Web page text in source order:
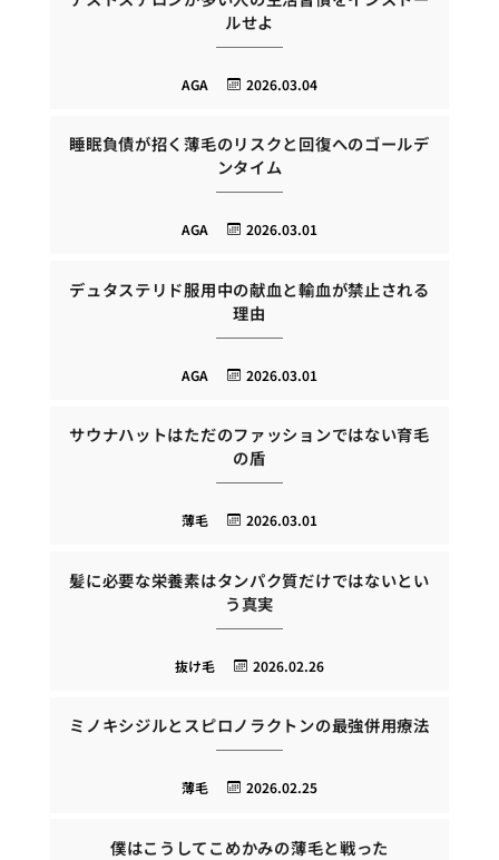
ルせよ
2026.03.04
AGA
睡眠負債が招く薄毛のリスクと回復へのゴールデ
ンタイム
2026.03.01
AGA
デュタステリド服用中の献血と輸血が禁止される
理由
2026.03.01
AGA
サウナハットはただのファッションではない育毛
の盾
2026.03.01
薄毛
髪に必要な栄養素はタンパク質だけではないとい
う真実
2026.02.26
抜け毛
ミノキシジルとスピロノラクトンの最強併用療法
2026.02.25
薄毛
僕はこうしてこめかみの薄毛と戦った